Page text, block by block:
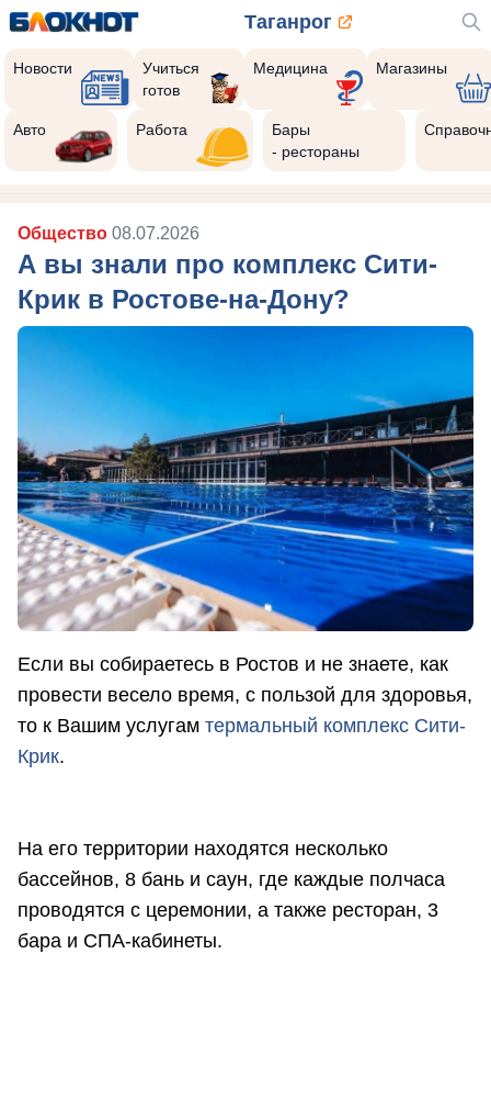
Таганрог
Новости
Учиться
готов
Медицина Магазины
Авто Работа
Бары
- рестораны
Общество 08.07.2026
А вы знали про комплекс Сити-
Крик в Ростове-на-Дону?
Если вы собираетесь в Ростов и не знаете, как
провести весело время, с пользой для здоровья,
то к Вашим услугам термальный комплекс Сити-
Крик.
На его территории находятся несколько
бассейнов, 8 бань и саун, где каждые полчаса
проводятся с церемонии, а также ресторан, 3
бара и СПА-кабинеты.